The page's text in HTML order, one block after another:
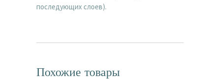
последующих слоев).
Похожие товары